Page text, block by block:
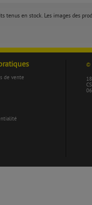
tenus en stock. Les images des
de vente
©